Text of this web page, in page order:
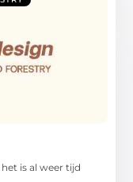
is al weer tijd